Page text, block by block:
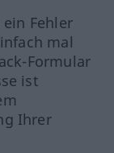
Fehler
mal
Formular
ist
Ihrer